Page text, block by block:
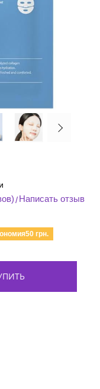
/Написать отзыв
грн.